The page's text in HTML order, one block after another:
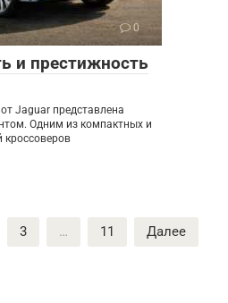
0
и престижность
Jaguar представлена
Одним из компактных и
кроссоверов
3 … 11 Далее